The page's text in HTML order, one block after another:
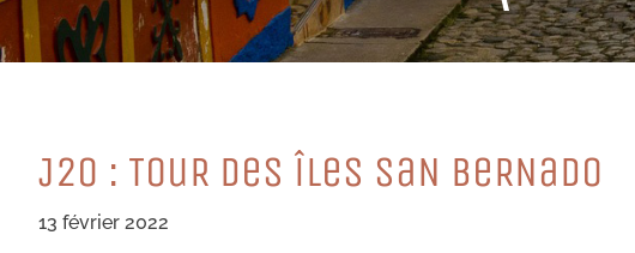
J20 : TouR DeS îLeS SaN BeRNaDo
13 février 2022